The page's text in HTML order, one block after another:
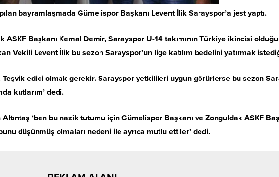
bayramlaşmada Gümelispor Başkanı Levent İlik Sarayspor’a jest yaptı.
Başkanı Kemal Demir, Sarayspor U-14 takımının Türkiye ikincisi
Vekili Levent İlik bu sezon Sarayspor’un lige katılım bedelini yatırmak
edici olmak gerekir. Sarayspor yetkilileri uygun görürlerse bu sezon
kutlarım’ dedi.
‘ben bu nazik tutumu için Gümelispor Başkanı ve Zonguldak ASKF
düşünmüş olmaları nedeni ile ayrıca mutlu ettiler’ dedi.